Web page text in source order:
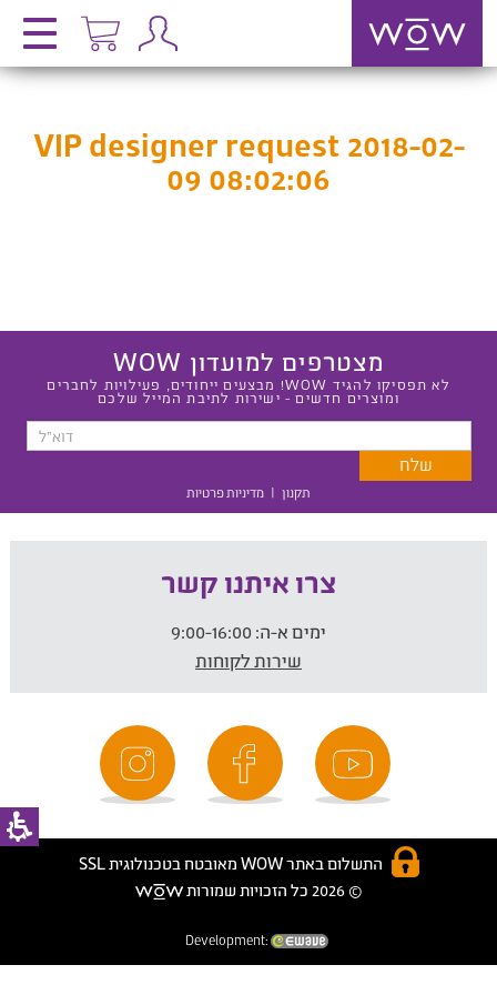
VIP designer request 2018-02-
09 08:02:06
מצטרפים למועדון WOW
לא תפסיקו להגיד WOW! מבצעים ייחודים, פעילויות לחברים
ומוצרים חדשים - ישירות לתיבת המייל שלכם
תקנון | מדיניות פרטיות
צרו איתנו קשר
ימים א-ה:
שירות לקוחות
התשלום באתר WOW מאובטח בטכנולוגית SSL
© 2026 כל הזכויות שמורות
Development: